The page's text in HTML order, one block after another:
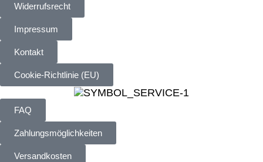
Widerrufsrecht
Impressum
Kontakt
Cookie-Richtlinie (EU)
FAQ
Zahlungsmöglichkeiten
Versandkosten